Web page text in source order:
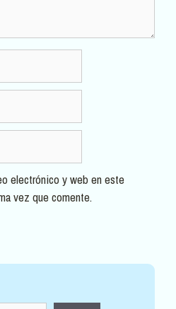
electrónico y web en este
vez que comente.